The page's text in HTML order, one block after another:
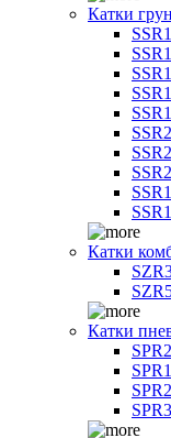
Катки
Катки
Катки